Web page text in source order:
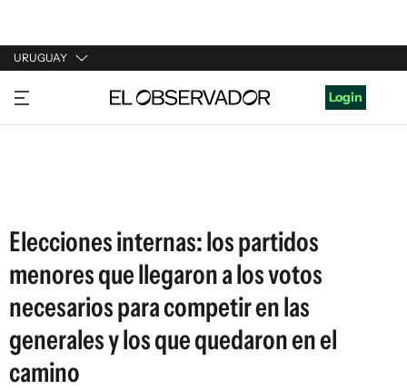
URUGUAY
URUGUAY
ARGENTINA
Login
Elecciones internas: los partidos
menores que llegaron a los votos
necesarios para competir en las
generales y los que quedaron en el
camino